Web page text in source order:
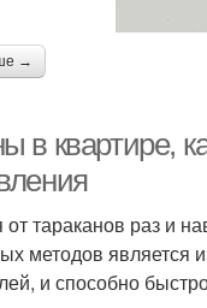
→
в квартире,
от тараканов раз и
методов является
и способно